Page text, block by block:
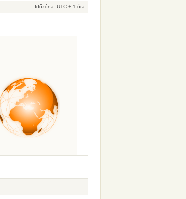
Időzóna: UTC + 1 óra